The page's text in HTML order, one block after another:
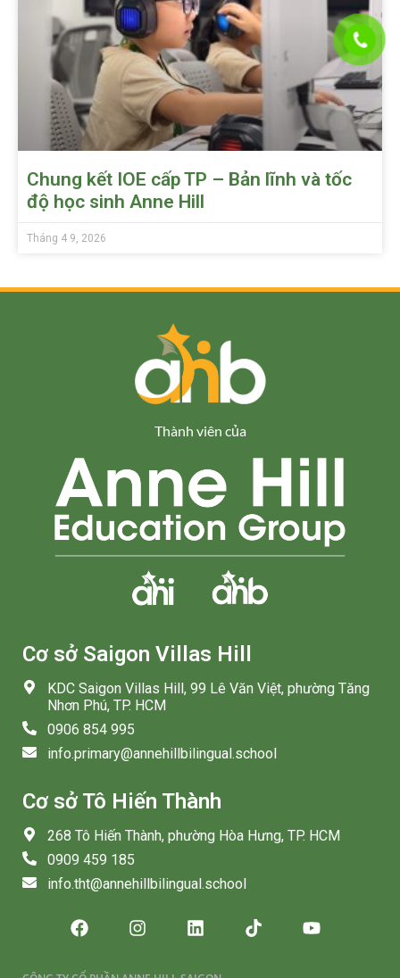
Chung kết IOE cấp TP – Bản lĩnh và tốc
độ học sinh Anne Hill
Tháng 4 9, 2026
Thành viên của
Cơ sở Saigon Villas Hill
KDC Saigon Villas Hill, 99 Lê Văn Việt, phường Tăng
Nhơn Phú, TP. HCM
0906 854 995
info.primary@annehillbilingual.school
Cơ sở Tô Hiến Thành
268 Tô Hiến Thành, phường Hòa Hưng, TP. HCM
0909 459 185
info.tht@annehillbilingual.school